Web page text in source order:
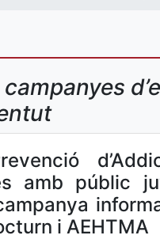
amb públic
i AEHTMA